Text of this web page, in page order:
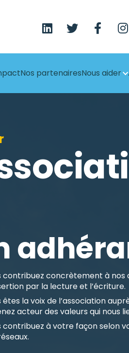
Nos partenairesNous aider
contribuez concrètement à nos
par la lecture et l’écriture.
êtes la voix de l’association
acteur des valeurs qui nous
contribuez à votre façon selon